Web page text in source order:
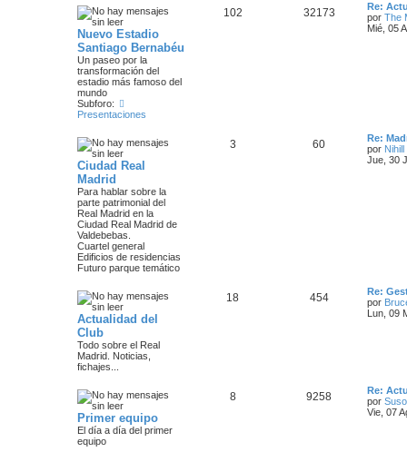
Nuevo Estadio
Santiago Bernabéu
Un paseo por la
transformación del
estadio más famoso del
mundo
Subforo:
Presentaciones
102 32173
Re:
por The
Mié, 05
Ciudad Real
Madrid
Para hablar sobre la
parte patrimonial del
Real Madrid en la
Ciudad Real Madrid de
Valdebebas.
Cuartel general
Edificios de residencias
Futuro parque temático
3 60
Re:
por Nihill
Jue, 30
Actualidad del
Club
Todo sobre el Real
Madrid. Noticias,
fichajes...
18 454
Re:
por
Lun, 09
Primer equipo
El día a día del primer
equipo
8 9258
Re:
por Suso
Vie, 07